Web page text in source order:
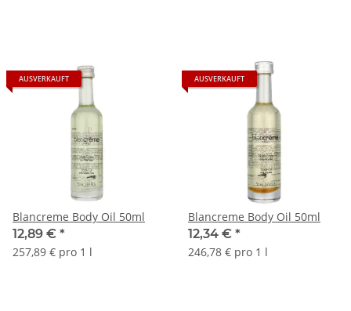
AUSVERKAUFT
Blancreme Body Oil 50ml
12,89 € *
257,89 € pro 1 l
AUSVERKAUFT
Blancreme Body Oil 50ml
12,34 € *
246,78 € pro 1 l